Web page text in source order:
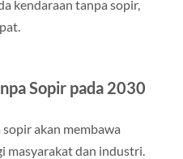
kendaraan tanpa sopir,
Sopir pada 2030
akan membawa
masyarakat dan industri.